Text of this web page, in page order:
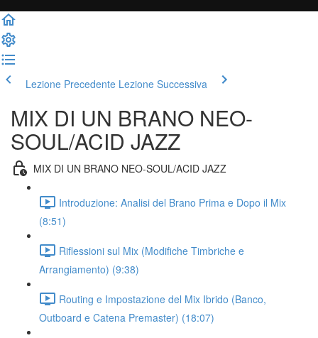
Lezione Precedente Lezione Successiva
MIX DI UN BRANO NEO-
SOUL/ACID JAZZ
MIX DI UN BRANO NEO-SOUL/ACID JAZZ
Introduzione: Analisi del Brano Prima e Dopo il Mix
(8:51)
Riflessioni sul Mix (Modifiche Timbriche e
Arrangiamento) (9:38)
Routing e Impostazione del Mix Ibrido (Banco,
Outboard e Catena Premaster) (18:07)